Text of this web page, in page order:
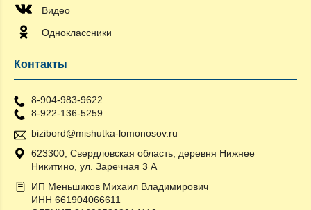
Видео
Одноклассники
Контакты
8-904-983-9622
8-922-136-5259
bizibord@mishutka-lomonosov.ru
623300, Свердловская область, деревня Нижнее
Никитино, ул. Заречная 3 А
ИП Меньшиков Михаил Владимирович
ИНН 661904066611